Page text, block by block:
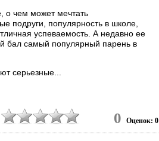
о чем может мечтать
подруги, популярность в школе,
успеваемость. А недавно ее
бал самый популярный парень в
серьезные...
0 Оценок: 0